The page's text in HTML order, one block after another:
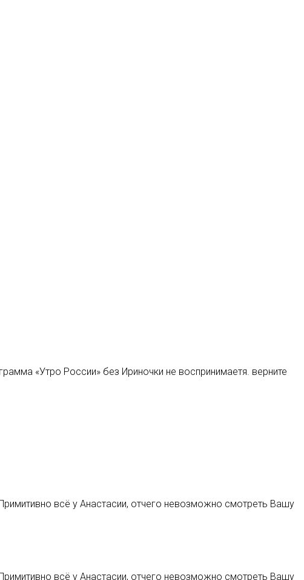
«Утро России» без Ириночки не воспринимаетя. верните
всё у Анастасии, отчего невозможно смотреть Вашу
всё у Анастасии, отчего невозможно смотреть Вашу